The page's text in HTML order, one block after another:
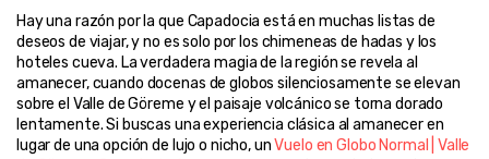
Hay una razón por la que Capadocia está en muchas listas de
deseos de viajar, y no es solo por los chimeneas de hadas y los
hoteles cueva. La verdadera magia de la región se revela al
amanecer, cuando docenas de globos silenciosamente se elevan
sobre el Valle de Göreme y el paisaje volcánico se torna dorado
lentamente. Si buscas una experiencia clásica al amanecer en
lugar de una opción de lujo o nicho, un Vuelo en Globo Normal | Valle